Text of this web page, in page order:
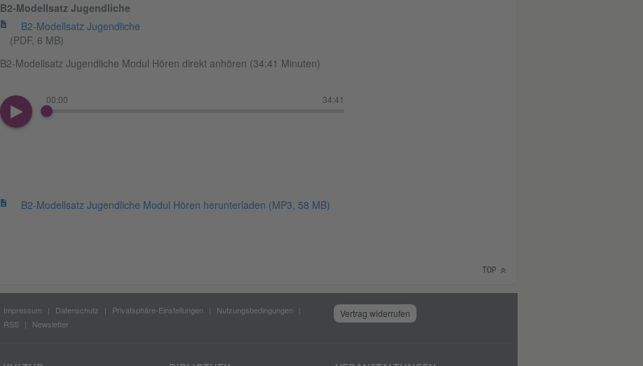
B2-Modellsatz Jugendliche
B2-Modellsatz Jugendliche
(PDF, 6 MB)
B2-Modellsatz Jugendliche Modul Hören direkt anhören (34:41 Minuten)
00:00 34:41
B2-Modellsatz Jugendliche Modul Hören herunterladen (MP3, 58 MB)
TOP
Impressum Datenschutz Privatsphäre-Einstellungen
Nutzungsbedingungen
RSS
Newsletter
Vertrag widerrufen